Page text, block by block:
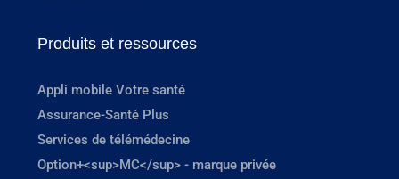
Produits et ressources
Appli mobile Votre santé
Assurance-Santé Plus
Services de télémédecine
Option+<sup>MC</sup> - marque privée